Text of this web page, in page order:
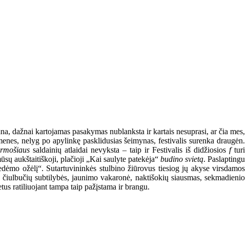
dažnai kartojamas pasakymas nublanksta ir kartais nesuprasi, ar čia mes,
nelyg po apylinkę pasklidusias šeimynas, festivalis surenka draugėn.
saldainių atlaidai nevyksta – taip ir Festivalis iš didžiosios fturi
aukštaitiškoji, plačioji „Kai saulyte patekėja“ budino svietą. Paslaptingu
ožėlį“. Sutartuvininkės stulbino žiūrovus tiesiog jų akyse virsdamos
subtilybės, jaunimo vakaronė, naktišokių siausmas, sekmadienio
ratiliuojant tampa taip pažįstama ir brangu.